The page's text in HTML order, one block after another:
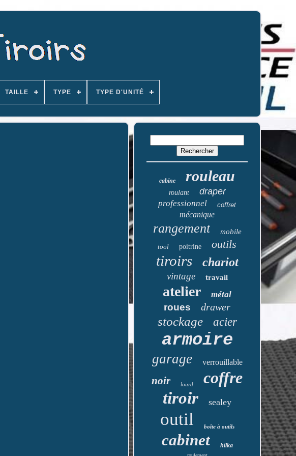
TAILLE TYPE TYPE D'UNITÉ
cabine rouleau
roulant draper
professionnel coffret
mécanique
rangement mobile
tool poitrine outils
tiroirs chariot
vintage travail
atelier métal
roues drawer
stockage acier
armoire
garage verrouillable
noir lourd
coffre
tiroir
sealey
outil boîte à outils
cabinet hilka